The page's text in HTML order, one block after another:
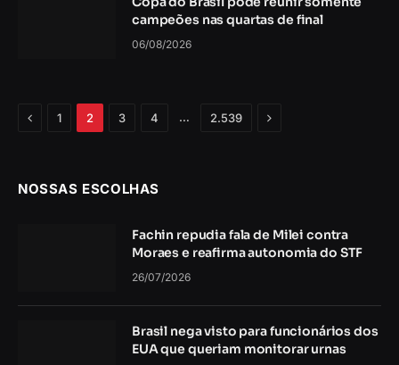
campeões nas quartas de final
06/08/2026
Anterior
1 2 3 4 … 2.539 Próximo
NOSSAS ESCOLHAS
Fachin repudia fala de Milei contra
Moraes e reafirma autonomia do STF
26/07/2026
Brasil nega visto para funcionários dos
EUA que queriam monitorar urnas